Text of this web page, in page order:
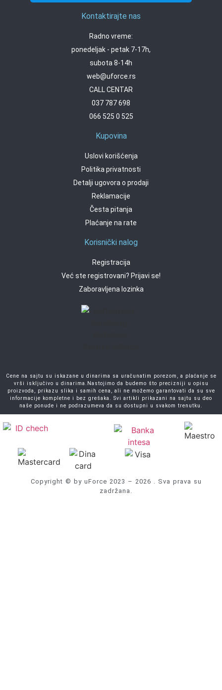
Kontaktirajte nas
Radno vreme:
ponedeljak - petak 7-17h,
subota 8-14h
web@uforce.rs
CALL CENTAR
037 787 698
066 525 0 525
Kupovina
Uslovi korišćenja
Politika privatnosti
Detalji ugovora o prodaji
Reklamacije
Česta pitanja
Plaćanje na rate
Korisnički nalog
Registracija
Već ste registrovani? Prijavi se!
Zaboravljena lozinka
Cene na sajtu su iskazane u dinarima sa uračunatim porezom, a plaćanje se
vrši isključivo u dinarima.Nastojimo da budemo što precizniji u opisu
proizvoda, prikazu slika i samih cena, ali ne možemo garantovati da su sve
informacije kompletne i bez grešaka. Svi artikli prikazani na sajtu su deo
naše ponude i ne podrazumeva da su dostupni u svakom trenutku.
Copyright © by uForce 2023 – 2026 . Sva prava su
zadržana.